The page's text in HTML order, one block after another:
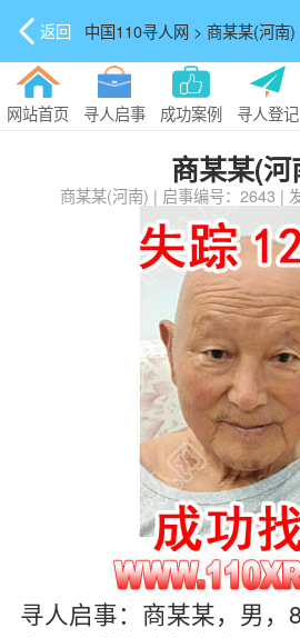
返回 中国110寻人网 > 商某某(河南)
网站首页 寻人启事 成功案例 寻人登记
商某某(河
商某某(河南) | 启事编号：2643 |
寻人启事：商某某，男，